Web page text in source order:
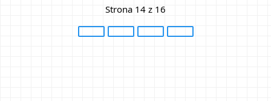
Strona 14 z 16